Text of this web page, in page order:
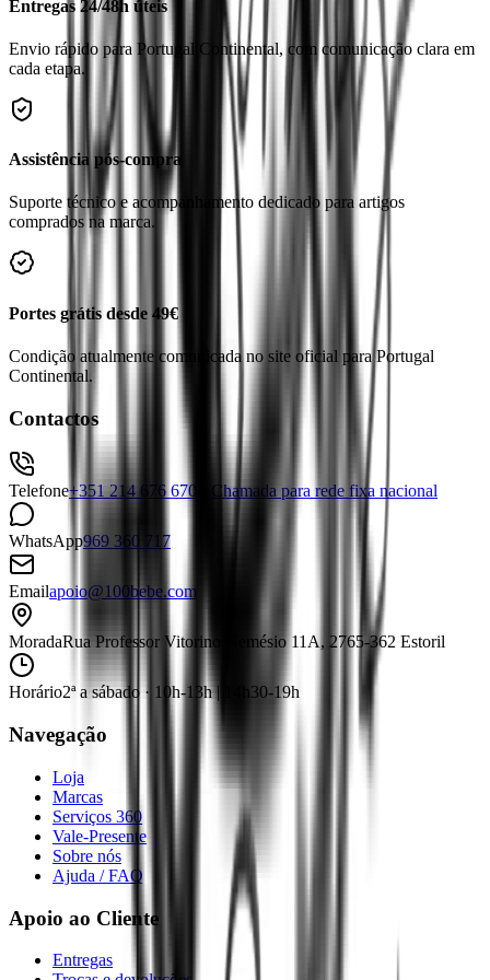
Entregas 24/48h úteis
Envio rápido para Portugal Continental, com comunicação clara em
cada etapa.
Assistência pós-compra
Suporte técnico e acompanhamento dedicado para artigos
comprados na marca.
Portes grátis desde 49€
Condição atualmente comunicada no site oficial para Portugal
Continental.
Contactos
Telefone+351 214 676 670 · Chamada para rede fixa nacional
WhatsApp969 360 717
Emailapoio@100bebe.com
MoradaRua Professor Vitorino Nemésio 11A, 2765-362 Estoril
Horário2ª a sábado · 10h-13h | 14h30-19h
Navegação
Loja
Marcas
Serviços 360
Vale-Presente
Sobre nós
Ajuda / FAQ
Apoio ao Cliente
Entregas